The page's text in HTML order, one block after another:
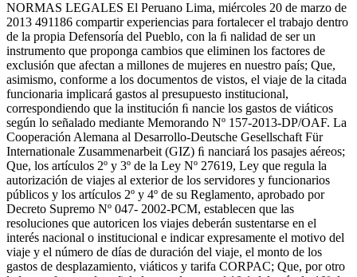
NORMAS LEGALES El Peruano Lima, miércoles 20 de marzo de
2013 491186 compartir experiencias para fortalecer el trabajo dentro
de la propia Defensoría del Pueblo, con la ﬁ nalidad de ser un
instrumento que proponga cambios que eliminen los factores de
exclusión que afectan a millones de mujeres en nuestro país; Que,
asimismo, conforme a los documentos de vistos, el viaje de la citada
funcionaria implicará gastos al presupuesto institucional,
correspondiendo que la institución ﬁ nancie los gastos de viáticos
según lo señalado mediante Memorando Nº 157-2013-DP/OAF. La
Cooperación Alemana al Desarrollo-Deutsche Gesellschaft Für
Internationale Zusammenarbeit (GIZ) ﬁ nanciará los pasajes aéreos;
Que, los artículos 2º y 3º de la Ley Nº 27619, Ley que regula la
autorización de viajes al exterior de los servidores y funcionarios
públicos y los artículos 2º y 4º de su Reglamento, aprobado por
Decreto Supremo Nº 047- 2002-PCM, establecen que las
resoluciones que autoricen los viajes deberán sustentarse en el
interés nacional o institucional e indicar expresamente el motivo del
viaje y el número de días de duración del viaje, el monto de los
gastos de desplazamiento, viáticos y tarifa CORPAC; Que, por otro